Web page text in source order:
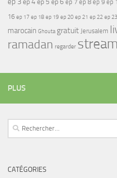
ep 8 ep 9 ep
16 ep 17 ep 18 ep 19 ep 20 ep 21 ep 22 ep 23
marocain Ghouta gratuit Jerusalem
ramadan regarder
PLUS
Rechercher :
CATÉGORIES